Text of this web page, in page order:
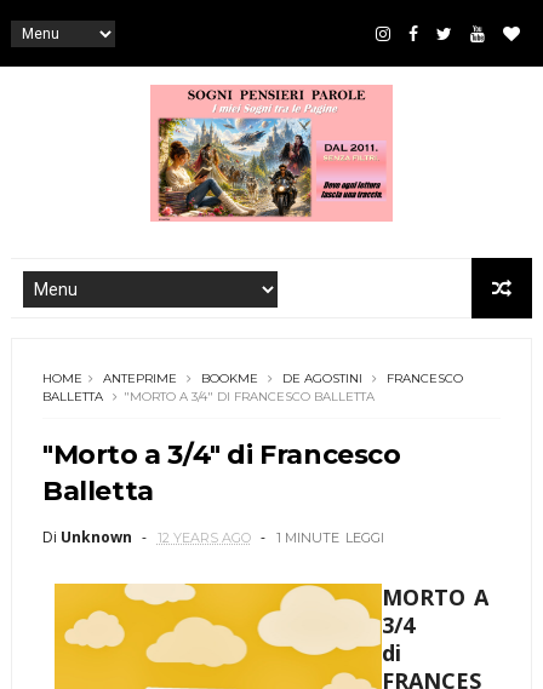
HOME ANTEPRIME BOOKME DE AGOSTINI
FRANCESCO
BALLETTA
"MORTO A 3/4" DI FRANCESCO BALLETTA
"Morto a 3/4" di Francesco
Balletta
Di Unknown 12 YEARS AGO 1 MINUTE LEGGI
MORTO A
3/4
di
FRANCES